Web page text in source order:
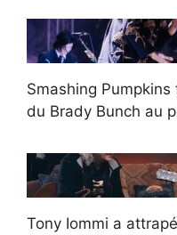
Smashing
du Brady Bunch au
Tony Iommi a